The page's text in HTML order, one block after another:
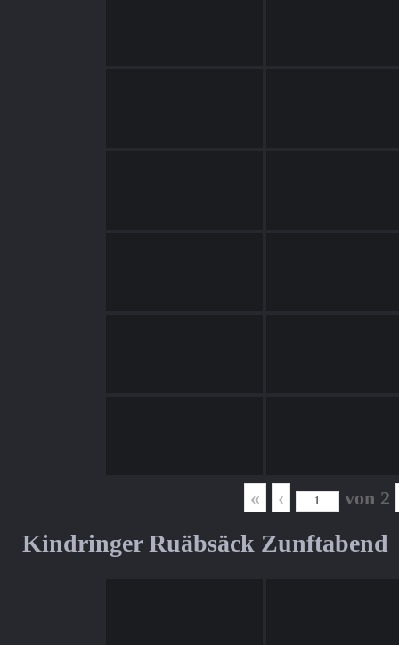
« ‹ von 2
Kindringer Ruäbsäck Zunftabend